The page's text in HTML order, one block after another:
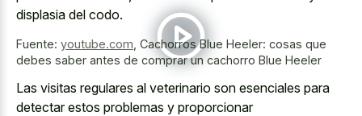
displasia del codo.
Fuente: youtube.com Cachorros Blue Heeler: cosas que
debes saber antes de comprar un cachorro Blue Heeler
Las visitas regulares al veterinario son esenciales para
detectar estos problemas y proporcionar